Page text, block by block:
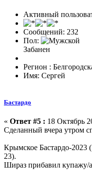
Активный
Сообщений: 232
Пол:
Забанен
Регион :
Имя: Сергей
Бастардо
« Ответ #5 : 18 Октябрь
Сделанный вчера утром
Крымское Бастардо-2023
23).
Шираз прибавил